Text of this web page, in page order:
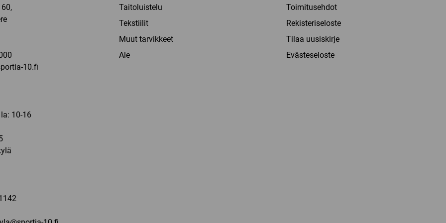
10.fi
10-16
Taitoluistelu
Tekstiilit
Muut tarvikkeet
Ale
Toimitusehdot
Rekisteriseloste
Tilaa uusiskirje
Evästeseloste